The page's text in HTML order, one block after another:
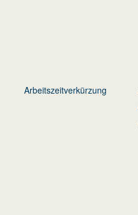
Arbeitszeitverkürzung